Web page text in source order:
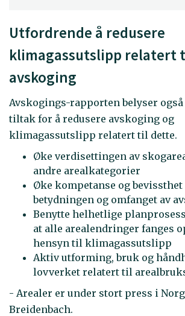
Utfordrende å redusere
klimagassutslipp relatert
avskoging
Avskogings-rapporten belyser
tiltak for å redusere avskoging og
klimagassutslipp relatert til dette.
Øke verdisettingen av
andre arealkategorier
Øke kompetanse og bevissthet
betydningen og omfanget av
Benytte helhetlige
at alle arealendringer fanges
hensyn til klimagassutslipp
Aktiv utforming, bruk og
lovverket relatert til
- Arealer er under stort press i
Breidenbach.